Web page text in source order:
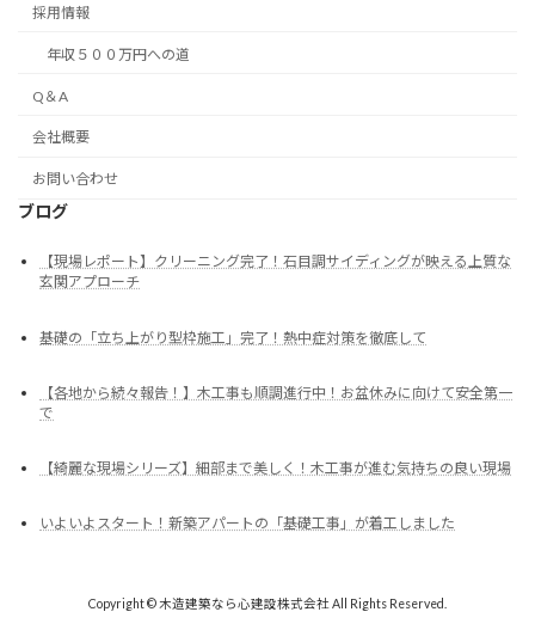
採用情報
年収５００万円への道
Q＆A
会社概要
お問い合わせ
ブログ
【現場レポート】クリーニング完了！石目調サイディングが映える上質な
玄関アプローチ
基礎の「立ち上がり型枠施工」完了！熱中症対策を徹底して
【各地から続々報告！】木工事も順調進行中！お盆休みに向けて安全第一
で
【綺麗な現場シリーズ】細部まで美しく！木工事が進む気持ちの良い現場
いよいよスタート！新築アパートの「基礎工事」が着工しました
Copyright © 木造建築なら心建設株式会社 All Rights Reserved.